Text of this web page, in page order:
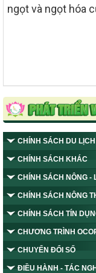
ngọt và ngọt hóa
CHÍNH SÁCH DU LỊCH
CHÍNH SÁCH KHÁC
CHÍNH SÁCH NÔNG -
CHÍNH SÁCH NÔNG
CHÍNH SÁCH TÍN
CHƯƠNG TRÌNH
CHUYỂN ĐỔI SỐ
ĐIỀU HÀNH - TÁC